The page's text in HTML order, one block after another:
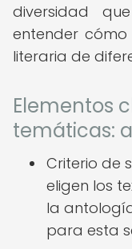
diversidad
entender
literaria de
Elementos
temáticas:
Criterio de
eligen los
la
para esta